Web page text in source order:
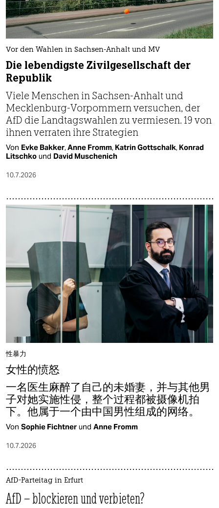
Vor den Wahlen in Sachsen-Anhalt und MV
Die lebendigste Zivilgesellschaft der
Republik
Viele Menschen in Sachsen-Anhalt und
Mecklenburg-Vorpommern versuchen, der
AfD die Landtagswahlen zu vermiesen. 19 von
ihnen verraten ihre Strategien
Von Evke Bakker,Anne Fromm, Katrin Gottschalk, Konrad
Litschko und David Muschenich
10.7.2026
性暴力
女性的愤怒
一名医生麻醉了自己的未婚妻，并与其他男
子对她实施性侵，整个过程都被摄像机拍
下。他属于一个由中国男性组成的网络。
Von Sophie Fichtner und Anne Fromm
10.7.2026
AfD-Parteitag in Erfurt
AfD – blockieren und verbieten?